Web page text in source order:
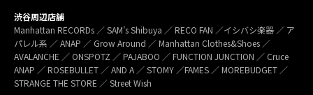
渋谷周辺店舗
Manhattan RECORDs ／ SAM’s Shibuya ／ RECO FAN ／イシバシ楽器 ／ ア
パレル系 ／ ANAP ／ Grow Around ／ Manhattan Clothes&Shoes ／
AVALANCHE ／ ONSPOTZ ／ PAJABOO ／ FUNCTION JUNCTION ／ Cruce
ANAP ／ ROSEBULLET ／ AND A ／ STOMY ／FAMES ／ MOREBUDGET ／
STRANGE THE STORE ／ Street Wish